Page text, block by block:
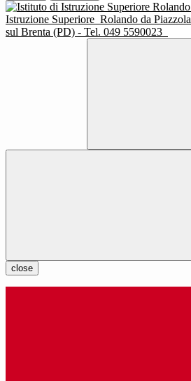
Istruzione Superiore Rolando da Piazzola
sul Brenta (PD) - Tel. 049 5590023
close